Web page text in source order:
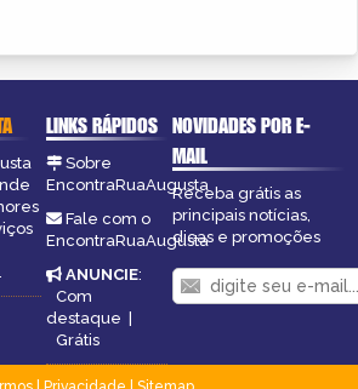
LINKS RÁPIDOS
Sobre
EncontraRuaAugusta
Fale com o
EncontraRuaAugusta
ANUNCIE:
Com
destaque |
Grátis
NOVIDADES POR E-
MAIL
Receba grátis as
principais notícias,
dicas e promoções